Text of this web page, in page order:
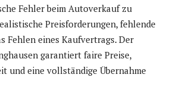
Fehler beim Autoverkauf zu
Preisforderungen, fehlende
Fehlen eines Kaufvertrags. Der
garantiert faire Preise,
und eine vollständige Übernahme